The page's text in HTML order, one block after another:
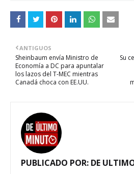
Su
ANTIGUOS
Sheinbaum envía Ministro de
Economía a DC para apuntalar
los lazos del T-MEC mientras
Canadá choca con EE.UU.
PUBLICADO POR: DE